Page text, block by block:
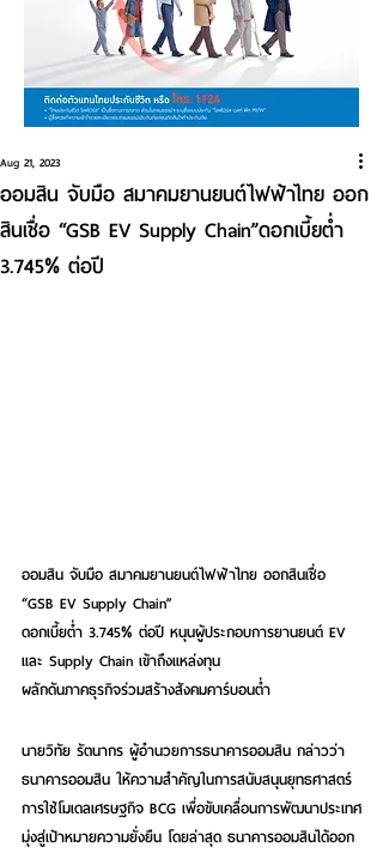
ออมสิน จับมือ สมาคมยานยนต์ไฟฟ้าไทย ออก
สินเชื่อ “GSB EV Supply Chain”ดอกเบี้ยต่ำ
3.745% ต่อปี
Aug 21, 2023
ออมสิน จับมือ สมาคมยานยนต์ไฟฟ้าไทย ออกสินเชื่อ
“GSB EV Supply Chain”
ดอกเบี้ยต่ำ 3.745% ต่อปี หนุนผู้ประกอบการยานยนต์ EV
และ Supply Chain เข้าถึงแหล่งทุน
ผลักดันภาคธุรกิจร่วมสร้างสังคมคาร์บอนต่ำ
นายวิทัย รัตนากร ผู้อำนวยการธนาคารออมสิน กล่าวว่า
ธนาคารออมสิน ให้ความสำคัญในการสนับสนุนยุทธศาสตร์
การใช้โมเดลเศรษฐกิจ BCG เพื่อขับเคลื่อนการพัฒนาประเทศ
มุ่งสู่เป้าหมายความยั่งยืน โดยล่าสุด ธนาคารออมสินได้ออก